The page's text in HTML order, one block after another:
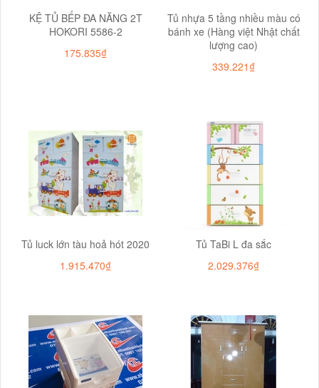
KỆ TỦ BẾP ĐA NĂNG 2T
HOKORI 5586-2
175.835₫
Tủ nhựa 5 tầng nhiều màu có
bánh xe (Hàng việt Nhật chất
lượng cao)
339.221₫
Tủ luck lớn tàu hoả hót 2020
1.915.470₫
Tủ TaBi L đa sắc
2.029.376₫